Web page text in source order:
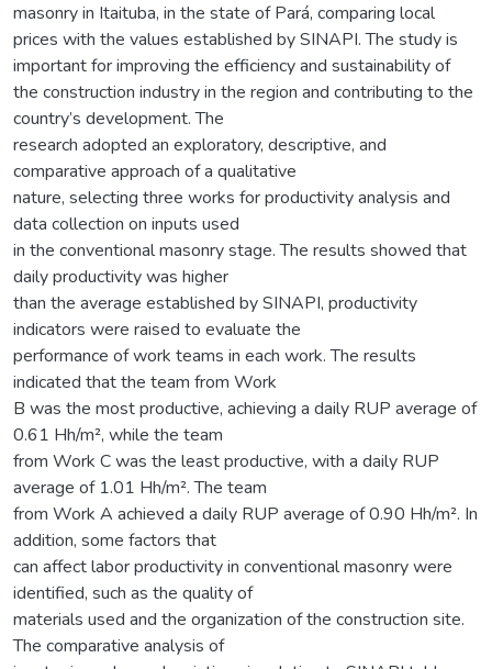
masonry in Itaituba, in the state of Pará, comparing local
prices with the values established by SINAPI. The study is
important for improving the efficiency and sustainability of
the construction industry in the region and contributing to the
country’s development. The
research adopted an exploratory, descriptive, and
comparative approach of a qualitative
nature, selecting three works for productivity analysis and
data collection on inputs used
in the conventional masonry stage. The results showed that
daily productivity was higher
than the average established by SINAPI, productivity
indicators were raised to evaluate the
performance of work teams in each work. The results
indicated that the team from Work
B was the most productive, achieving a daily RUP average of
0.61 Hh/m², while the team
from Work C was the least productive, with a daily RUP
average of 1.01 Hh/m². The team
from Work A achieved a daily RUP average of 0.90 Hh/m². In
addition, some factors that
can affect labor productivity in conventional masonry were
identified, such as the quality of
materials used and the organization of the construction site.
The comparative analysis of